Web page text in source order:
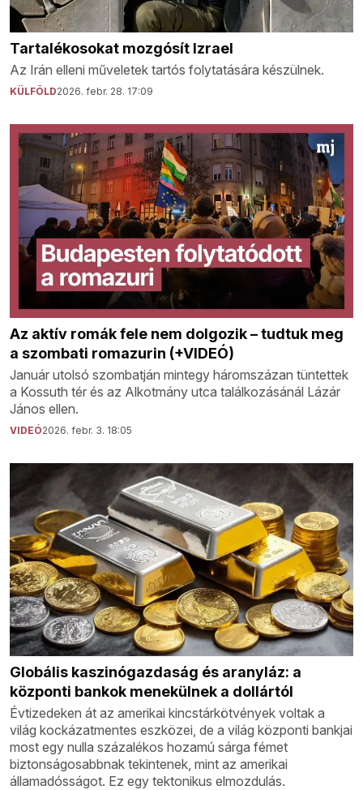
Tartalékosokat mozgósít Izrael
Az Irán elleni műveletek tartós folytatására készülnek.
KÜLFÖLD2026. febr. 28. 17:09
Az aktív romák fele nem dolgozik – tudtuk meg
a szombati romazurin (+VIDEÓ)
Január utolsó szombatján mintegy háromszázan tüntettek
a Kossuth tér és az Alkotmány utca találkozásánál Lázár
János ellen.
VIDEÓ2026. febr. 3. 18:05
Globális kaszinógazdaság és aranyláz: a
központi bankok menekülnek a dollártól
Évtizedeken át az amerikai kincstárkötvények voltak a
világ kockázatmentes eszközei, de a világ központi bankjai
most egy nulla százalékos hozamú sárga fémet
biztonságosabbnak tekintenek, mint az amerikai
államadósságot. Ez egy tektonikus elmozdulás.